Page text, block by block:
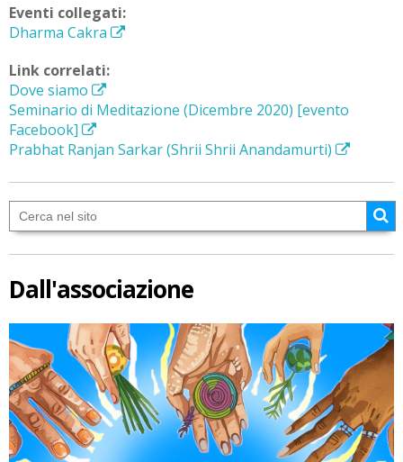
Eventi collegati:
Dharma Cakra
Link correlati:
Dove siamo
Seminario di Meditazione (Dicembre 2020) [evento
Facebook]
Prabhat Ranjan Sarkar (Shrii Shrii Anandamurti)
Dall'associazione